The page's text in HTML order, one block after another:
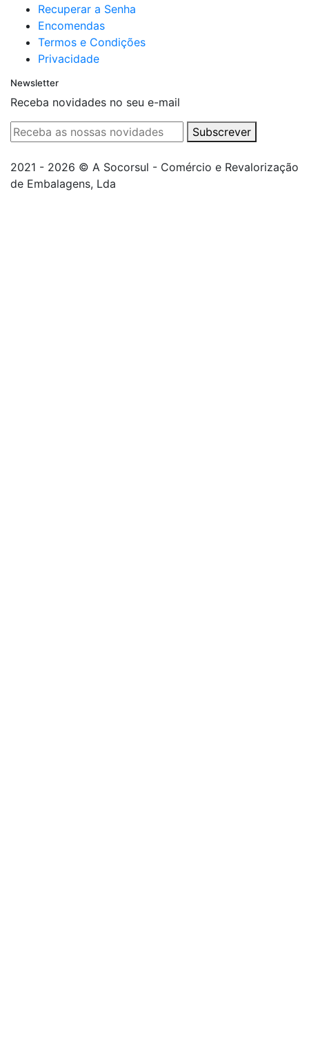
Recuperar a Senha
Encomendas
Termos e Condições
Privacidade
Newsletter
Receba novidades no seu e-mail
Subscrever
2021 - 2026 © A Socorsul - Comércio e Revalorização
de Embalagens, Lda